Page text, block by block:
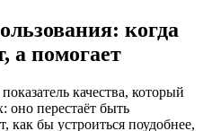
когда
а помогает
качества, который
оно перестаёт быть
как бы устроиться поудобнее,